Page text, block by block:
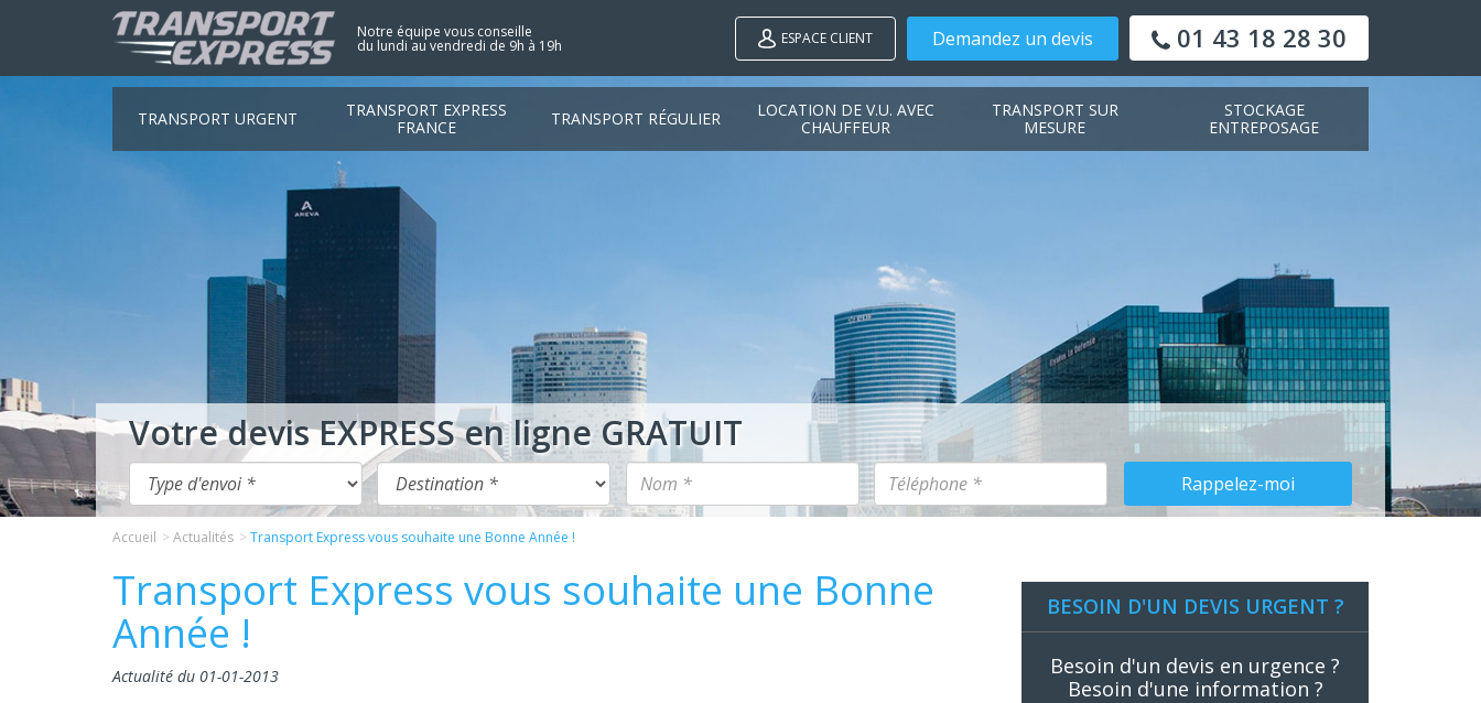
Notre équipe vous conseille
du lundi au vendredi de 9h à 19h ESPACE CLIENT Demandez un devis 01 43 18 28 30
TRANSPORT URGENT
TRANSPORT EXPRESS
FRANCE
TRANSPORT RÉGULIER
LOCATION DE V.U. AVEC
CHAUFFEUR
TRANSPORT SUR
MESURE
STOCKAGE
ENTREPOSAGE
Accueil Actualités Transport Express vous souhaite une Bonne Année !
Transport Express vous souhaite une Bonne
Année !
Actualité du 01-01-2013
BESOIN D'UN DEVIS URGENT ?
Besoin d'un devis en urgence ?
Besoin d'une information ?
Votre devis EXPRESS en ligne GRATUIT
Rappelez-moi